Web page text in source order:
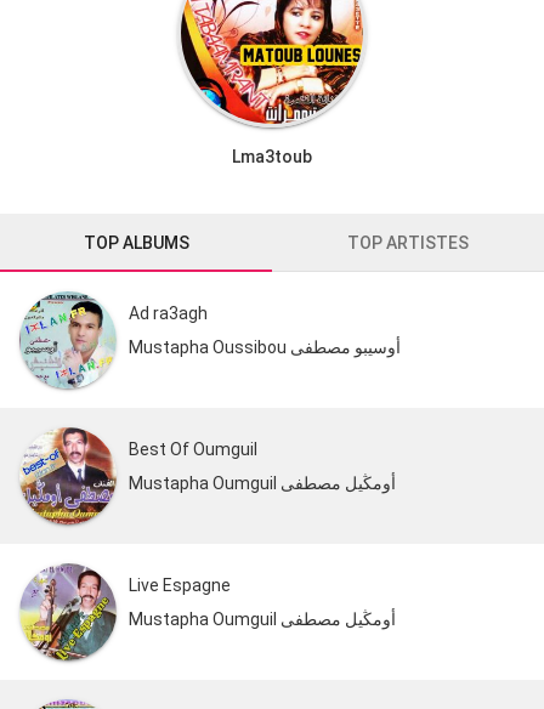
Lma3toub
TOP ALBUMS TOP ARTISTES
Ad ra3agh
Mustapha Oussibou أوسيبو مصطفى
Best Of Oumguil
Mustapha Oumguil أومڭيل مصطفى
Live Espagne
Mustapha Oumguil أومڭيل مصطفى